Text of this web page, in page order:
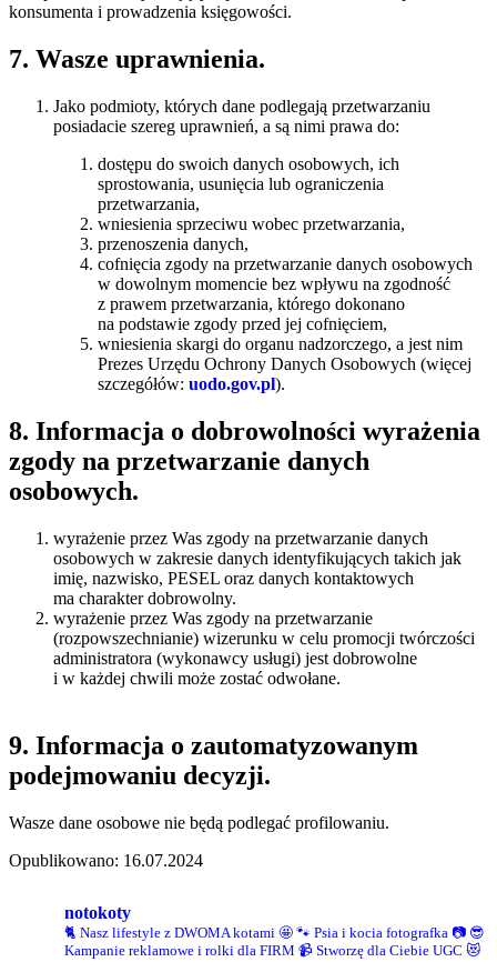
konsumenta i prowadzenia księgowości.
7. Wasze uprawnienia.
Jako podmioty, których dane podlegają przetwarzaniu
posiadacie szereg uprawnień, a są nimi prawa do:
dostępu do swoich danych osobowych, ich
sprostowania, usunięcia lub ograniczenia
przetwarzania,
wniesienia sprzeciwu wobec przetwarzania,
przenoszenia danych,
cofnięcia zgody na przetwarzanie danych osobowych
w dowolnym momencie bez wpływu na zgodność
z prawem przetwarzania, którego dokonano
na podstawie zgody przed jej cofnięciem,
wniesienia skargi do organu nadzorczego, a jest nim
Prezes Urzędu Ochrony Danych Osobowych (więcej
szczegółów: uodo.gov.pl).
8. Informacja o dobrowolności wyrażenia
zgody na przetwarzanie danych
osobowych.
wyrażenie przez Was zgody na przetwarzanie danych
osobowych w zakresie danych identyfikujących takich jak
imię, nazwisko, PESEL oraz danych kontaktowych
ma charakter dobrowolny.
wyrażenie przez Was zgody na przetwarzanie
(rozpowszechnianie) wizerunku w celu promocji twórczości
administratora (wykonawcy usługi) jest dobrowolne
i w każdej chwili może zostać odwołane.
9. Informacja o zautomatyzowanym
podejmowaniu decyzji.
Wasze dane osobowe nie będą podlegać profilowaniu.
Opublikowano: 16.07.2024
notokoty
🐈 Nasz lifestyle z DWOMA kotami 🤩 🐾 Psia i kocia fotografka 📷 😎
Kampanie reklamowe i rolki dla FIRM 📹 Stworzę dla Ciebie UGC 😻